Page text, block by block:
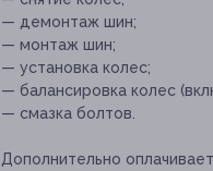
— демонтаж шин;
— монтаж шин;
— установка колес;
— балансировка колес
— смазка болтов.
Дополнительно